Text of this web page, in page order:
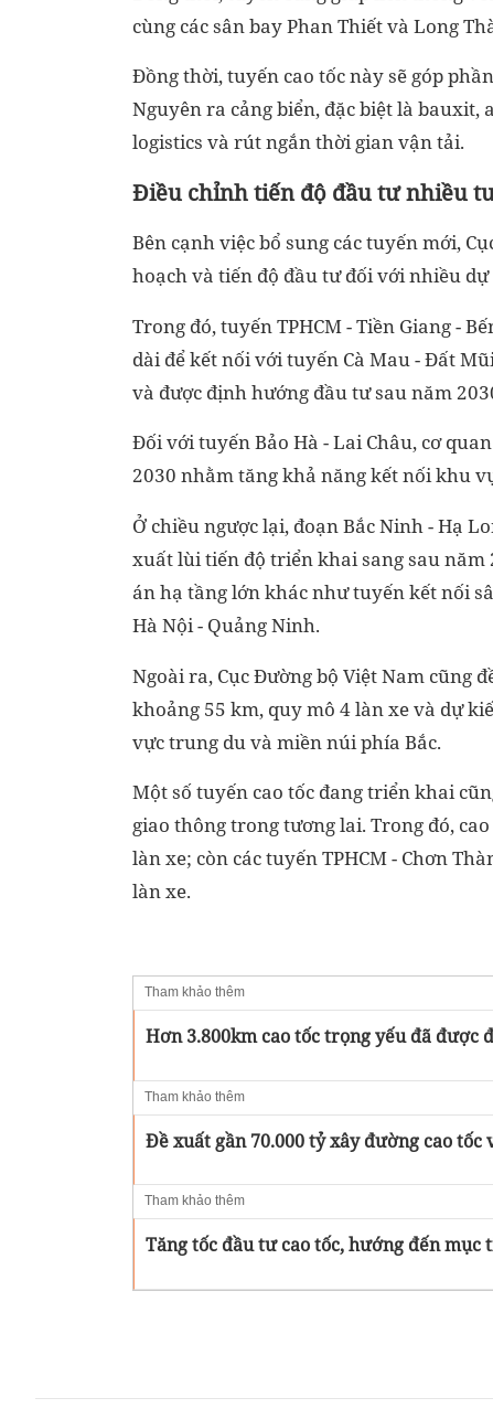
cùng các sân bay Phan Thiết và Long
Đồng thời, tuyến cao tốc này sẽ góp
Nguyên ra cảng biển, đặc biệt là
logistics và rút ngắn thời gian vận tải.
Điều chỉnh tiến độ đầu tư nhiều
Bên cạnh việc bổ sung các tuyến mới,
hoạch và tiến độ đầu tư đối với nhiều
Trong đó, tuyến TPHCM - Tiền Giang -
dài để kết nối với tuyến Cà Mau - Đất
và được định hướng đầu tư sau năm
Đối với tuyến Bảo Hà - Lai Châu, cơ
2030 nhằm tăng khả năng kết nối khu
Ở chiều ngược lại, đoạn Bắc Ninh - Hạ
xuất lùi tiến độ triển khai sang sau
án hạ tầng lớn khác như tuyến kết nối
Hà Nội - Quảng Ninh.
Ngoài ra, Cục Đường bộ Việt Nam cũng
khoảng 55 km, quy mô 4 làn xe và dự
vực trung du và miền núi phía Bắc.
Một số tuyến cao tốc đang triển khai
giao thông trong tương lai. Trong đó,
làn xe; còn các tuyến TPHCM - Chơn
làn xe.
Tham khảo thêm
Hơn 3.800km cao tốc trọng yếu đã được
Tham khảo thêm
Đề xuất gần 70.000 tỷ xây đường cao
Tham khảo thêm
Tăng tốc đầu tư cao tốc, hướng đến mục